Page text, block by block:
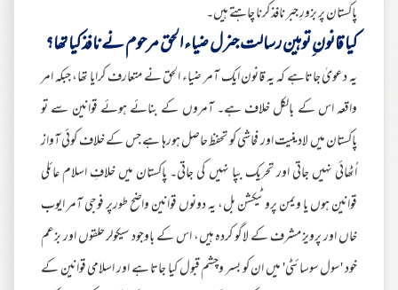
پاکستان پر بزورِ جبر نافذ کرنا چاہتے ہیں۔
کیا قانون ِتوہین رسالت جنرل ضیاء الحق مرحوم نے نافذ کیا تھا؟
یہ دعویٰ جاتاہے کہ یہ قانون ایک آمر ضیاء الحق نے متعارف کرایا تھا، جبکہ امر
واقعہ اس کے بالکل خلاف ہے۔ آمروں کے بنائے ہوئے قوانین سے تو
پاکستان میں لادینیت اور فحاشی کو تحفظ حاصل ہورہا ہے جس کے خلاف کوئی آواز
اُٹھائی نہیں جاتی اور تحریک بپا نہیں کی جاتی۔ پاکستان میں خلافِ اسلام عائلی
قوانین ہوں یا ویمن پروٹیکشن بل، یہ دونوں قوانین واضح طورپر فوجی آمر ایوب
خاں اور پرویز مشرف کے لاگو کردہ ہیں، اس کے باوجود سیکولر حلقوں اور بزعم
خود 'سول سوسائٹی' میں ان کو بسر وچشم قبول کیا جاتا ہے اور اسلامی قوانین کے